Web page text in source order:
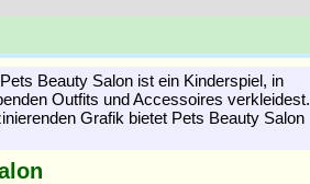
Beauty Salon ist ein Kinderspiel, in
Outfits und Accessoires verkleidest.
Grafik bietet Pets Beauty Salon